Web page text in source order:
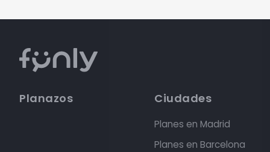
Planazos Ciudades
Planes en Madrid
Planes en Barcelona